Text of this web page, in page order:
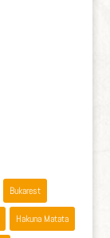
Bukarest
Hakuna Matata